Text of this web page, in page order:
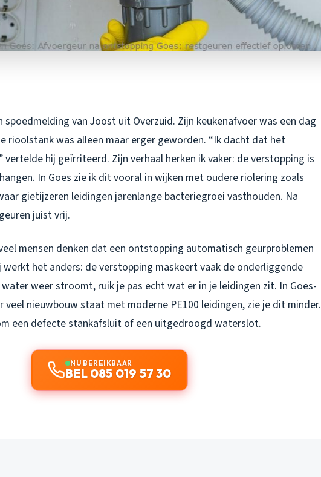
spoedmelding van Joost uit Overzuid. Zijn keukenafvoer was een dag
rioolstank was alleen maar erger geworden. “Ik dacht dat het
vertelde hij geïrriteerd. Zijn verhaal herken ik vaker: de verstopping is
In Goes zie ik dit vooral in wijken met oudere riolering zoals
gietijzeren leidingen jarenlange bacteriegroei vasthouden. Na
juist vrij.
mensen denken dat een ontstopping automatisch geurproblemen
het anders: de verstopping maskeert vaak de onderliggende
weer stroomt, ruik je pas echt wat er in je leidingen zit. In Goes-
veel nieuwbouw staat met moderne PE100 leidingen, zie je dit minder.
een defecte stankafsluit of een uitgedroogd waterslot.
NU BEREIKBAAR
BEL 085 019 57 30